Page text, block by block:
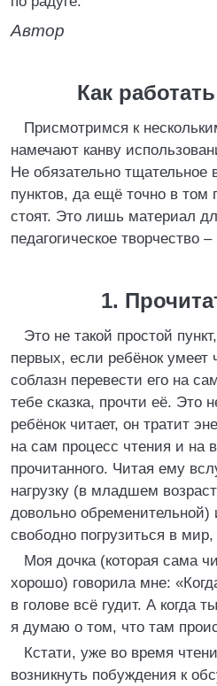
Автор
Как
Присмотримся к
намечают канву
Не обязательно тщательное
пунктов, да ещё точно в том
стоят. Это лишь материал
педагогическое творчество
1.
Это не такой простой
первых, если ребёнок умеет
соблазн перевести его на
тебе сказка, прочти её. Это
ребёнок читает, он тратит
на сам процесс чтения и на
прочитанного. Читая ему
нагрузку (в младшем
довольно
свободно погрузиться в
Моя дочка (которая сама
хорошо) говорила мне:
в голове всё гудит. А когда
я думаю о том, что там
Кстати, уже во время
возникнуть побуждения к